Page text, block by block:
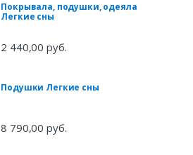
Покрывала, подушки, одеяла
Легкие сны
2 440,00 руб.
Подушки Легкие сны
8 790,00 руб.